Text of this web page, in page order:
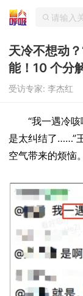
天冷不想动
能！10 个分
受访专家: 李杰红
“我一遇冷
是太纠结了……”
空气带来的烦恼。